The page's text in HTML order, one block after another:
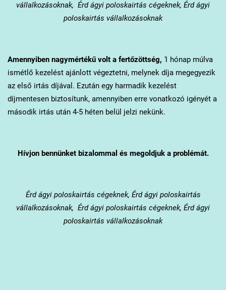
vállalkozásoknak, Érd ágyi poloskairtás cégeknek, Érd ágyi
poloskairtás vállalkozásoknak
Amennyiben nagymértékű volt a fertőzöttség, 1 hónap múlva
ismétlő kezelést ajánlott végeztetni, melynek díja megegyezik
az első irtás díjával. Ezután egy harmadik kezelést
díjmentesen biztosítunk, amennyiben erre vonatkozó igényét a
második irtás után 4-5 héten belül jelzi nekünk.
Hívjon bennünket bizalommal és megoldjuk a problémát.
Érdágyi poloskairtás cégeknek, Érd ágyi poloskairtás
vállalkozásoknak, Érd ágyi poloskairtás cégeknek, Érd ágyi
poloskairtás vállalkozásoknak